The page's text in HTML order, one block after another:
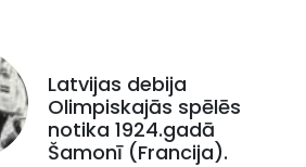
Latvijas debija
Olimpiskajās spēlēs
notika 1924.gadā
Šamonī (Francija).